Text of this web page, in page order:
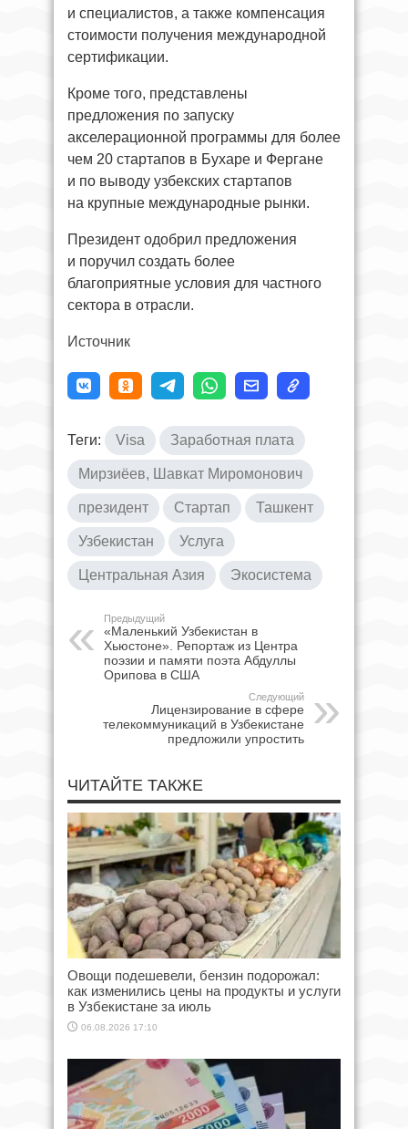
и специалистов, а также компенсация
стоимости получения международной
сертификации.
Кроме того, представлены
предложения по запуску
акселерационной программы для более
чем 20 стартапов в Бухаре и Фергане
и по выводу узбекских стартапов
на крупные международные рынки.
Президент одобрил предложения
и поручил создать более
благоприятные условия для частного
сектора в отрасли.
Источник
Теги: Visa Заработная плата
Мирзиёев, Шавкат Миромонович
президент Стартап Ташкент
Узбекистан Услуга
Центральная Азия Экосистема
Предыдущий
«Маленький Узбекистан в
Хьюстоне». Репортаж из Центра
поэзии и памяти поэта Абдуллы
Орипова в США
Следующий
Лицензирование в сфере
телекоммуникаций в Узбекистане
предложили упростить
ЧИТАЙТЕ ТАКЖЕ
Овощи подешевели, бензин подорожал:
как изменились цены на продукты и услуги
в Узбекистане за июль
06.08.2026 17:10